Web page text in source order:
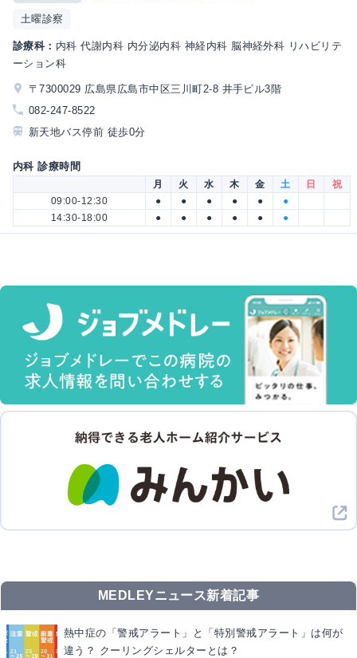
土曜診察
診療科： 内科 代謝内科 内分泌内科 神経内科 脳神経外科 リハビリテ
ーション科
〒7300029 広島県広島市中区三川町2-8 井手ビル3階
082-247-8522
新天地バス停前 徒歩0分
内科 診療時間
月 火 水 木 金 土 日
祝
09:00-12:30
● ● ● ● ●
●
14:30-18:00
● ● ● ● ● ●
MEDLEYニュース新着記事
熱中症の「警戒アラート」と「特別警戒アラート」は何が
違う？ クーリングシェルターとは？